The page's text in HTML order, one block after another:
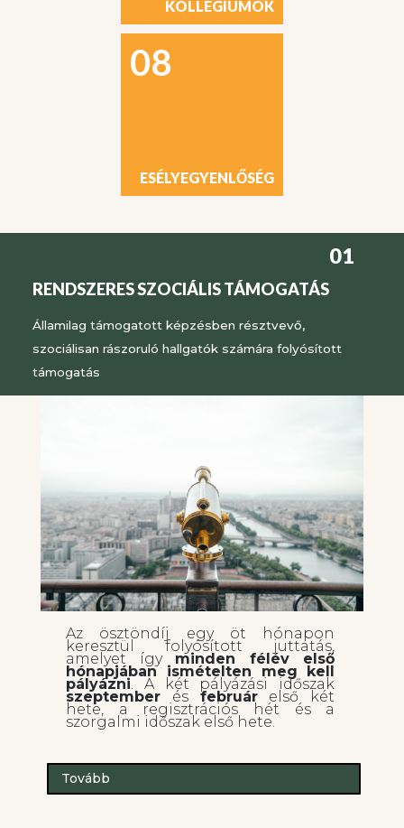
KOLLÉGIUMOK
08
ESÉLYEGYENLŐSÉG
01
RENDSZERES SZOCIÁLIS TÁMOGATÁS
Államilag támogatott képzésben résztvevő,
szociálisan rászoruló hallgatók számára folyósított
támogatás
Az ösztöndíj egy öt hónapon
keresztül folyósított juttatás,
amelyet így minden félév első
hónapjában ismételten meg kell
pályázni. A két pályázási időszak
szeptember és februárelső két
hete, a regisztrációs hét és a
szorgalmi időszak első hete.
Tovább